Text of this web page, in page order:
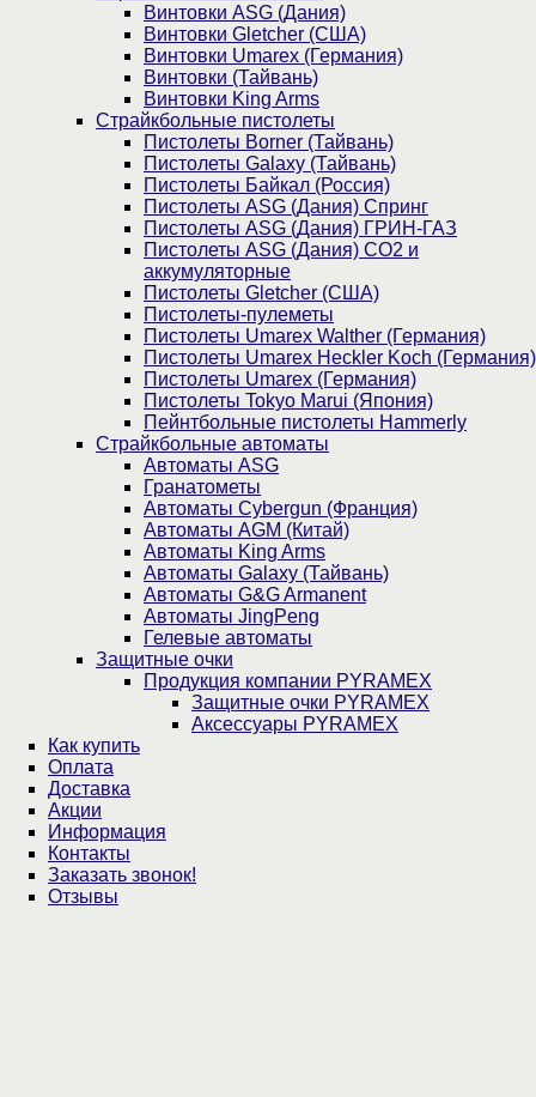
Винтовки ASG (Дания)
Винтовки Gletcher (США)
Винтовки Umarex (Германия)
Винтовки (Тайвань)
Винтовки King Arms
Страйкбольные пистолеты
Пистолеты Borner (Тайвань)
Пистолеты Galaxy (Тайвань)
Пистолеты Байкал (Россия)
Пистолеты ASG (Дания) Спринг
Пистолеты ASG (Дания) ГРИН-ГАЗ
Пистолеты ASG (Дания) CO2 и
аккумуляторные
Пистолеты Gletcher (США)
Пистолеты-пулеметы
Пистолеты Umarex Walther (Германия)
Пистолеты Umarex Heckler Koch (Германия)
Пистолеты Umarex (Германия)
Пистолеты Tokyo Marui (Япония)
Пейнтбольные пистолеты Hammerly
Страйкбольные автоматы
Автоматы ASG
Гранатометы
Автоматы Cybergun (Франция)
Автоматы AGM (Китай)
Автоматы King Arms
Автоматы Galaxy (Тайвань)
Автоматы G&G Armanent
Автоматы JingPeng
Гелевые автоматы
Защитные очки
Продукция компании PYRAMEX
Защитные очки PYRAMEX
Аксессуары PYRAMEX
Как купить
Оплата
Доставка
Акции
Информация
Контакты
Заказать звонок!
Отзывы